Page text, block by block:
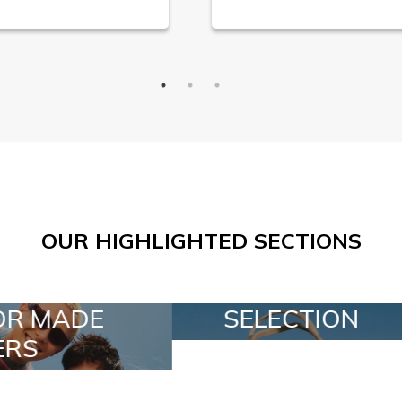
OUR HIGHLIGHTED SECTIONS
SPECIAL LOTS